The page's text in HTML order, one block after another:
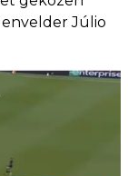
Júlio